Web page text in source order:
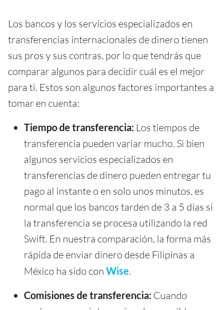
Los bancos y los servicios especializados en
transferencias internacionales de dinero tienen
sus pros y sus contras, por lo que tendrás que
comparar algunos para decidir cuál es el mejor
para ti. Estos son algunos factores importantes a
tomar en cuenta:
Tiempo de transferencia: Los tiempos de
transferencia pueden variar mucho. Si bien
algunos servicios especializados en
transferencias de dinero pueden entregar tu
pago al instante o en solo unos minutos, es
normal que los bancos tarden de 3 a 5 días si
la transferencia se procesa utilizando la red
Swift. En nuestra comparación, la forma más
rápida de enviar dinero desde Filipinas a
México ha sido con Wise.
Comisiones de transferencia: Cuando